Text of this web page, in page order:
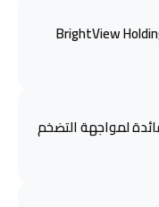
لمواجهة التضخم